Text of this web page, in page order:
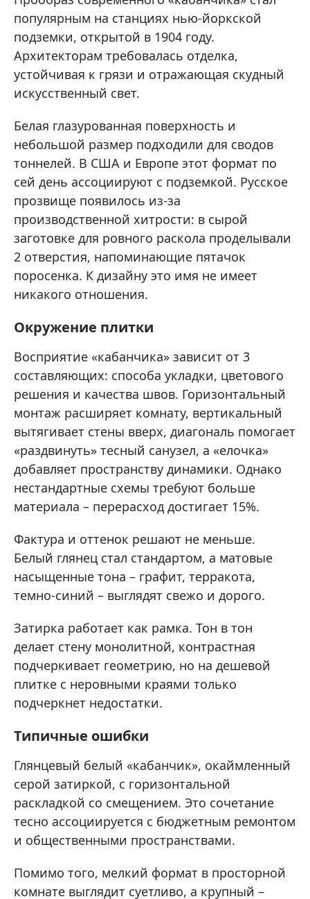
популярным на станциях нью-йоркской
подземки, открытой в 1904 году.
Архитекторам требовалась отделка,
устойчивая к грязи и отражающая скудный
искусственный свет.
Белая глазурованная поверхность и
небольшой размер подходили для сводов
тоннелей. В США и Европе этот формат по
сей день ассоциируют с подземкой. Русское
прозвище появилось из-за
производственной хитрости: в сырой
заготовке для ровного раскола проделывали
2 отверстия, напоминающие пятачок
поросенка. К дизайну это имя не имеет
никакого отношения.
Окружение плитки
Восприятие «кабанчика» зависит от 3
составляющих: способа укладки, цветового
решения и качества швов. Горизонтальный
монтаж расширяет комнату, вертикальный
вытягивает стены вверх, диагональ помогает
«раздвинуть» тесный санузел, а «елочка»
добавляет пространству динамики. Однако
нестандартные схемы требуют больше
материала – перерасход достигает 15%.
Фактура и оттенок решают не меньше.
Белый глянец стал стандартом, а матовые
насыщенные тона – графит, терракота,
темно-синий – выглядят свежо и дорого.
Затирка работает как рамка. Тон в тон
делает стену монолитной, контрастная
подчеркивает геометрию, но на дешевой
плитке с неровными краями только
подчеркнет недостатки.
Типичные ошибки
Глянцевый белый «кабанчик», окаймленный
серой затиркой, с горизонтальной
раскладкой со смещением. Это сочетание
тесно ассоциируется с бюджетным ремонтом
и общественными пространствами.
Помимо того, мелкий формат в просторной
комнате выглядит суетливо, а крупный –